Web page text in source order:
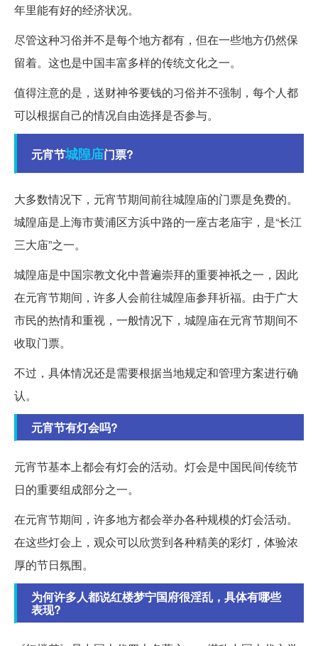
年里能有好的经济状况。
尽管这种习俗并不是每个地方都有，但在一些地方仍然保
留着。这也是中国丰富多样的传统文化之一。
值得注意的是，送财神爷要钱的习俗并不强制，每个人都
可以根据自己的情况自由选择是否参与。
元宵节城隍庙门票?
大多数情况下，元宵节期间前往城隍庙的门票是免费的。
城隍庙是上海市黄浦区方浜中路的一座古老庙宇，是“长江
三大庙”之一。
城隍庙是中国宗教文化中普遍崇拜的重要神祇之一，因此
在元宵节期间，许多人会前往城隍庙参拜祈福。由于广大
市民的热情和重视，一般情况下，城隍庙在元宵节期间不
收取门票。
不过，具体情况还是需要根据当地规定和管理方案进行确
认。
元宵节有灯会吗?
元宵节基本上都会有灯会的活动。灯会是中国民间传统节
日的重要组成部分之一。
在元宵节期间，许多地方都会举办各种规模的灯会活动。
在这些灯会上，观众可以欣赏到各种精美的彩灯，体验浓
厚的节日氛围。
为何许多人都说红楼梦宁国府很淫乱，具体有哪些
表现?